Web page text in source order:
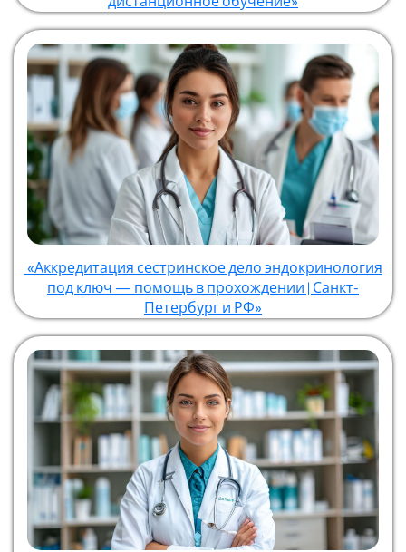
«Аккредитация сестринское дело эндокринология
под ключ — помощь в прохождении | Санкт-
Петербург и РФ»